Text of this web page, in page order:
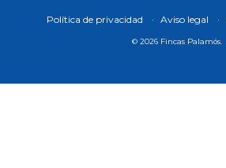
Política de privacidad Aviso legal
© 2026 Fincas Palamós.